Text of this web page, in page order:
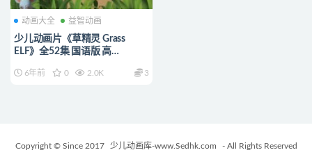
动画大全 益智动画
少儿动画片《草精灵 Grass
ELF》全52集 国语版 高
集下载
6年前 0 2.0K 3
Copyright © Since 2017 少儿动画库-www.Sedhk.com - All Rights Reserved